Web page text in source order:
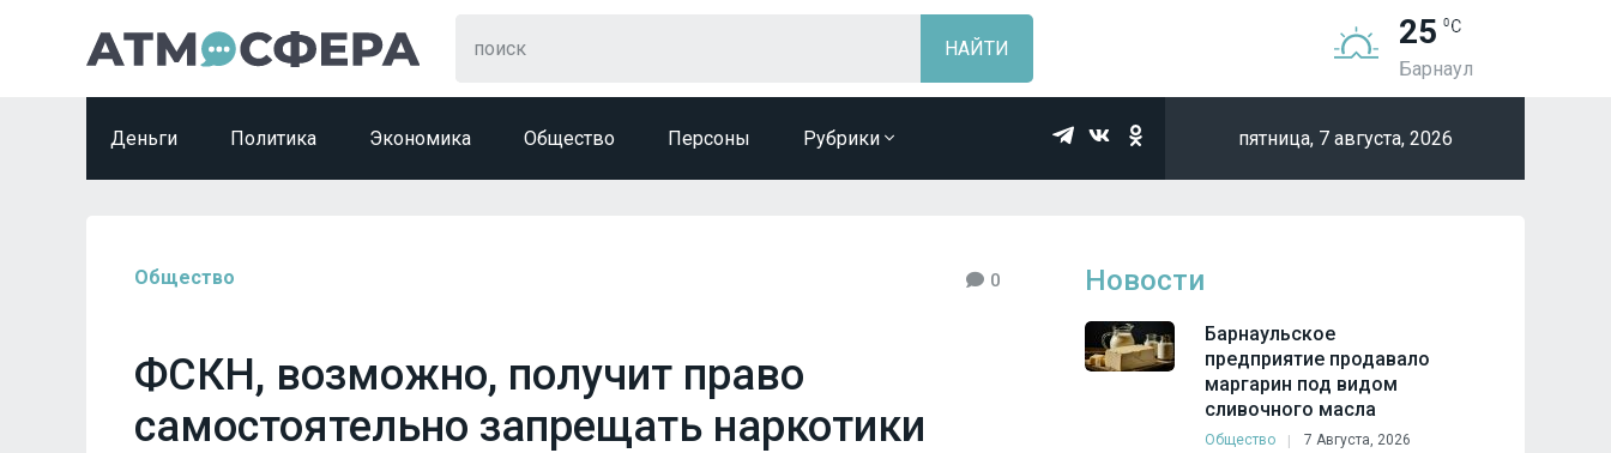
25
Барнаул
Деньги Политика Экономика Общество Персоны Рубрики пятница, 7 августа, 2026
Общество 0
ФСКН, возможно, получит право
самостоятельно запрещать наркотики
Новости
Барнаульское
предприятие продавало
маргарин под видом
сливочного масла
Общество 7 Августа, 2026